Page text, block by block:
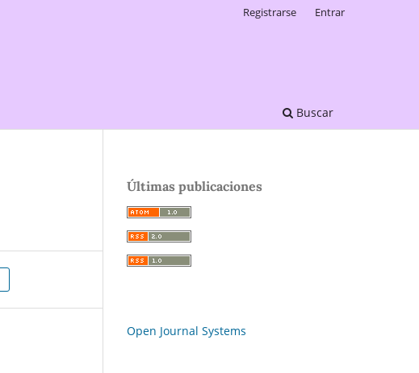
Buscar
Registrarse Entrar
Últimas publicaciones
Open Journal Systems